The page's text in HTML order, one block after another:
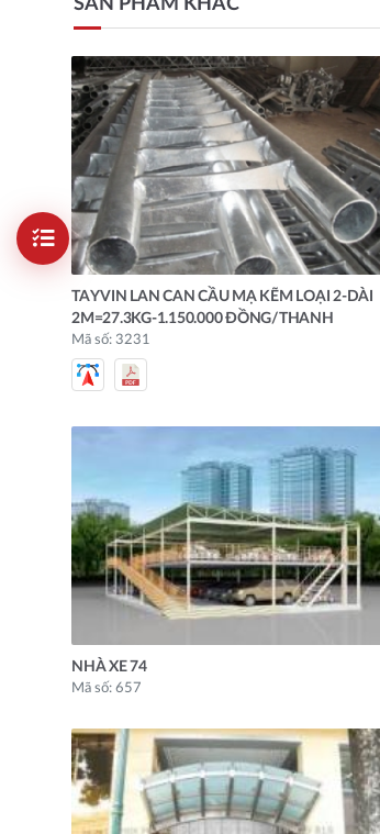
SẢN PHẨM KHÁC
TAY VIN LAN CAN CẦU MẠ KẼM LOẠI 2-DÀI
2M=27.3KG-1.150.000 ĐỒNG/THANH
Mã số: 3231
NHÀ XE 74
Mã số: 657